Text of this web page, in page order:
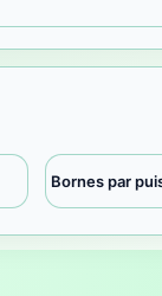
Bornes par